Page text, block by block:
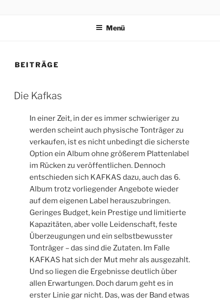
Menü
BEITRÄGE
Die Kafkas
In einer Zeit, in der es immer schwieriger zu
werden scheint auch physische Tonträger zu
verkaufen, ist es nicht unbedingt die sicherste
Option ein Album ohne größerem Plattenlabel
im Rücken zu veröffentlichen. Dennoch
entschieden sich KAFKAS dazu, auch das 6.
Album trotz vorliegender Angebote wieder
auf dem eigenen Label herauszubringen.
Geringes Budget, kein Prestige und limitierte
Kapazitäten, aber volle Leidenschaft, feste
Überzeugungen und ein selbstbewusster
Tonträger – das sind die Zutaten. Im Falle
KAFKAS hat sich der Mut mehr als ausgezahlt.
Und so liegen die Ergebnisse deutlich über
allen Erwartungen. Doch darum geht es in
erster Linie gar nicht. Das, was der Band etwas